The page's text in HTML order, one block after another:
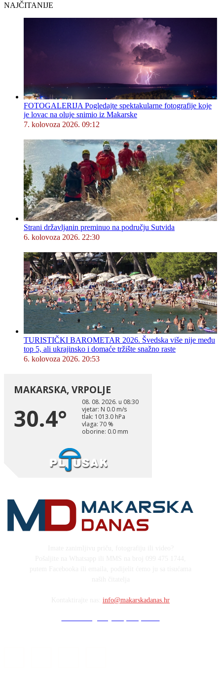
NAJČITANIJE
FOTOGALERIJA Pogledajte spektakularne fotografije koje
je lovac na oluje snimio iz Makarske
7. kolovoza 2026. 09:12
Strani državljanin preminuo na području Sutvida
6. kolovoza 2026. 22:30
TURISTIČKI BAROMETAR 2026. Švedska više nije među
top 5, ali ukrajinsko i domaće tržište snažno raste
6. kolovoza 2026. 20:53
info@makarskadanas.hr